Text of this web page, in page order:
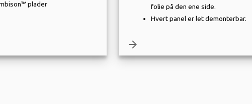
plader
folie på den ene side.
Hvert panel er let demonterbar.
arrow_forward